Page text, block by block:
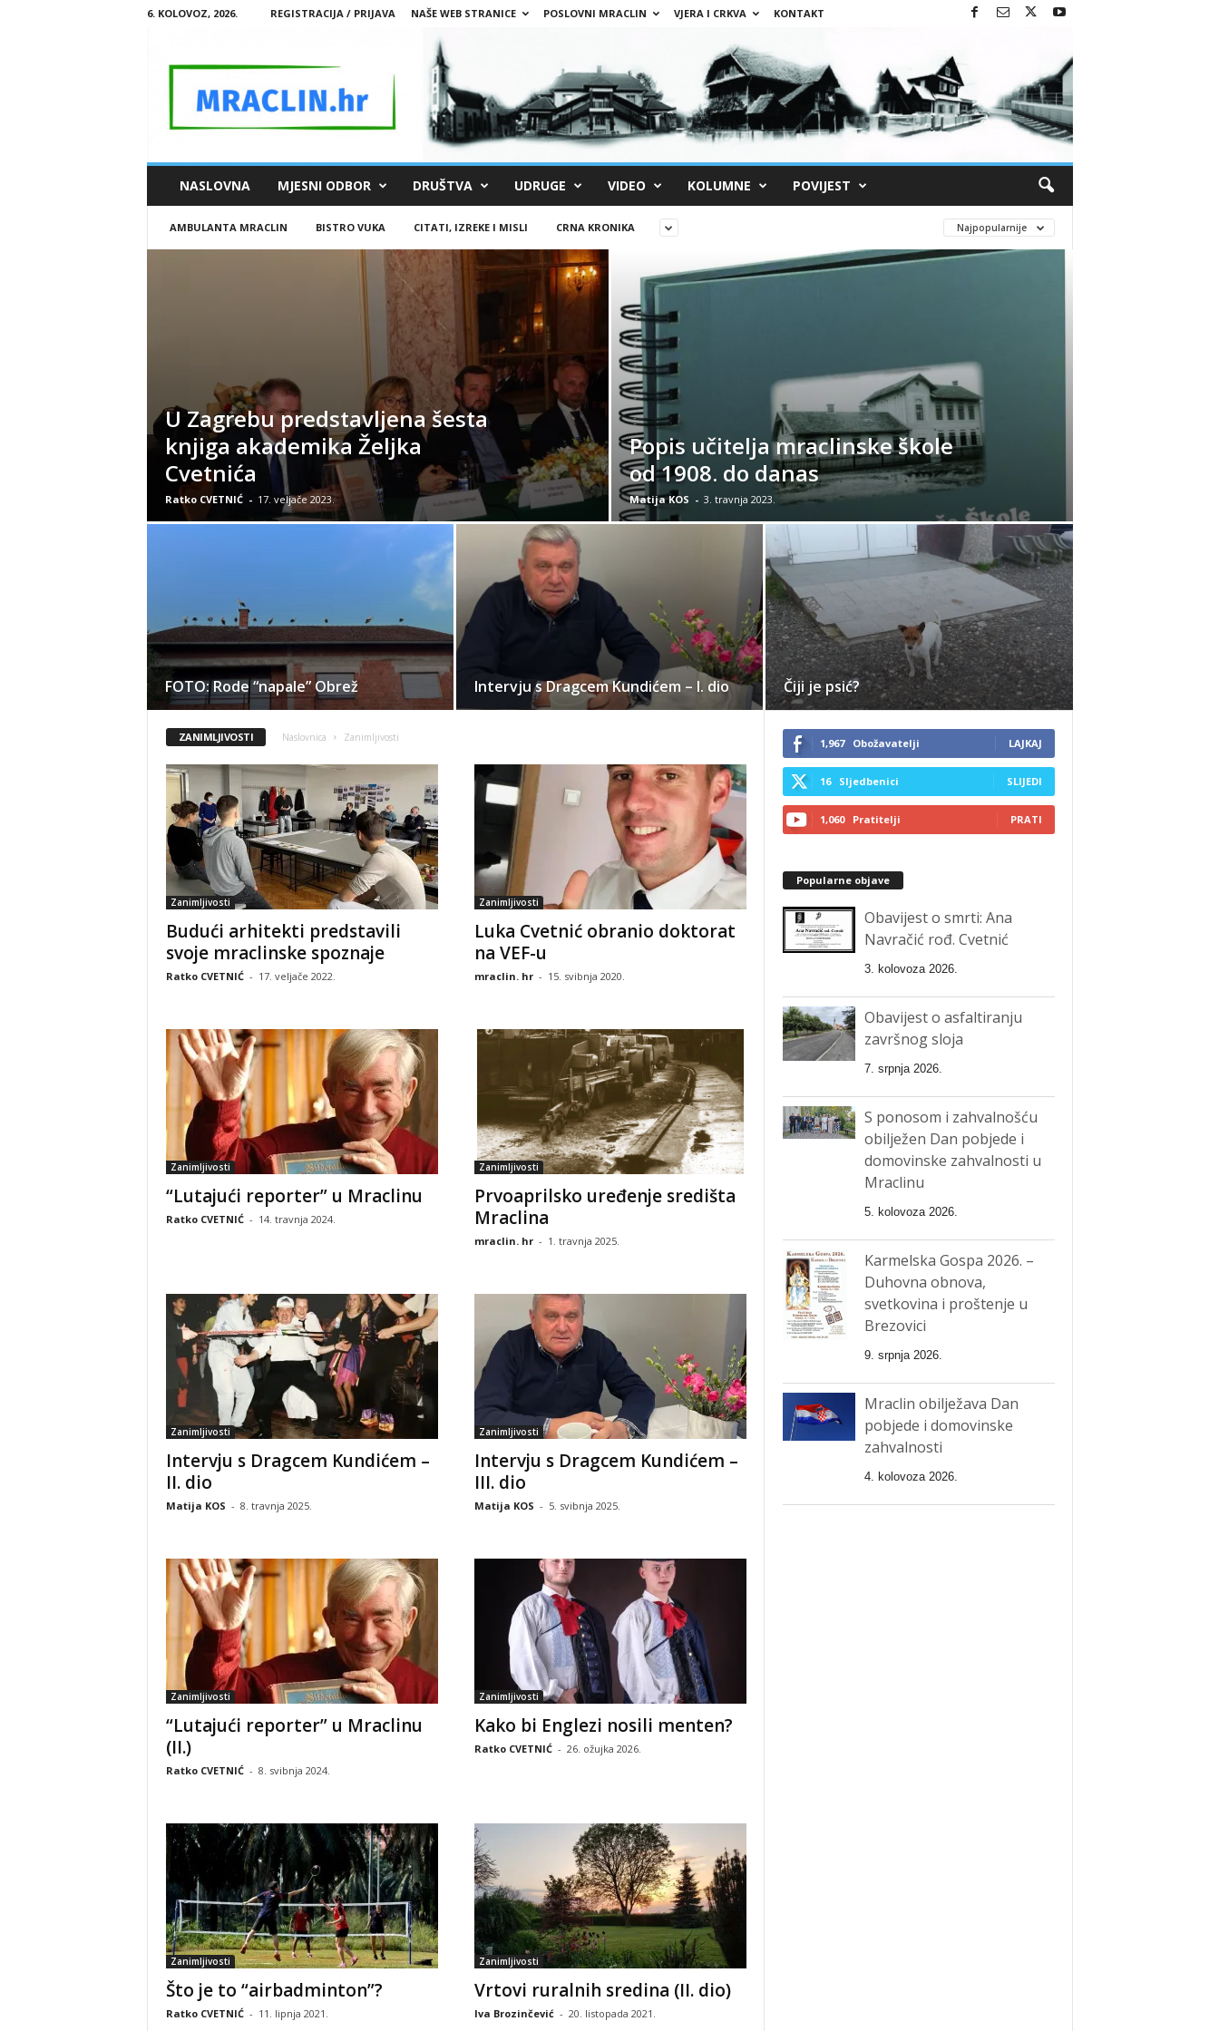
6. KOLOVOZ, 2026. REGISTRACIJA / PRIJAVA NAŠE WEB STRANICE POSLOVNI MRACLIN VJERA I CRKVA KONTAKT
M
A
L
NASLOVNA MJESNI ODBOR DRUŠTVA UDRUGE VIDEO KOLUMNE POVIJEST
AMBULANTA MRACLIN BISTRO VUKA CITATI, IZREKE I MISLI CRNA KRONIKA Najpopularnije
U Zagrebu predstavljena šesta
knjiga akademika Željka
Cvetnića
Ratko CVETNIĆ - 17. veljače 2023.
Popis učitelja mraclinske škole
od 1908. do danas
Matija KOS - 3. travnja 2023.
FOTO: Rode “napale” Obrež Intervju s Dragcem Kundićem – I. dio Čiji je psić?
ZANIMLJIVOSTI Naslovnica Zanimljivosti
Zanimljivosti
Budući arhitekti predstavili
svoje mraclinske spoznaje
Ratko CVETNIĆ - 17. veljače 2022.
Zanimljivosti
Luka Cvetnić obranio doktorat
na VEF-u
mraclin. hr - 15. svibnja 2020.
Zanimljivosti
“Lutajući reporter” u Mraclinu
Ratko CVETNIĆ - 14. travnja 2024.
Zanimljivosti
Prvoaprilsko uređenje središta
Mraclina
mraclin. hr - 1. travnja 2025.
Zanimljivosti
Intervju s Dragcem Kundićem –
II. dio
Matija KOS - 8. travnja 2025.
Zanimljivosti
Intervju s Dragcem Kundićem –
III. dio
Matija KOS - 5. svibnja 2025.
Zanimljivosti
“Lutajući reporter” u Mraclinu
(II.)
Ratko CVETNIĆ - 8. svibnja 2024.
Zanimljivosti
Kako bi Englezi nosili menten?
Ratko CVETNIĆ - 26. ožujka 2026.
Zanimljivosti
Što je to “airbadminton”?
Ratko CVETNIĆ - 11. lipnja 2021.
Zanimljivosti
Vrtovi ruralnih sredina (II. dio)
Iva Brozinčević - 20. listopada 2021.
1,967 Obožavatelji LAJKAJ
16 Sljedbenici SLIJEDI
1,060 Pratitelji PRATI
Popularne objave
Obavijest o smrti: Ana
Navračić rođ. Cvetnić
3. kolovoza 2026.
Obavijest o asfaltiranju
završnog sloja
7. srpnja 2026.
S ponosom i zahvalnošću
obilježen Dan pobjede i
domovinske zahvalnosti u
Mraclinu
5. kolovoza 2026.
Karmelska Gospa 2026. –
Duhovna obnova,
svetkovina i proštenje u
Brezovici
9. srpnja 2026.
Mraclin obilježava Dan
pobjede i domovinske
zahvalnosti
4. kolovoza 2026.